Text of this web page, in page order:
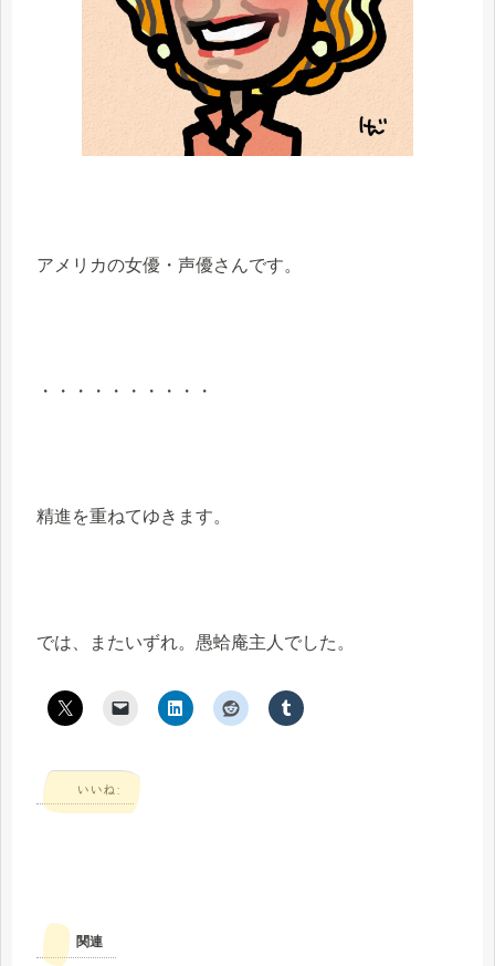
アメリカの女優・声優さんです。
・・・・・・・・・・
精進を重ねてゆきます。
では、またいずれ。愚蛤庵主人でした。
いいね:
関連